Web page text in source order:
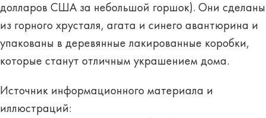
долларов США за небольшой горшок). Они сделаны
из горного хрусталя, агата и синего авантюрина и
упакованы в деревянные лакированные коробки,
которые станут отличным украшением дома.
Источник информационного материала и
иллюстраций: